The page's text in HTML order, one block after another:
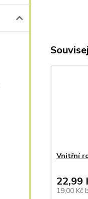
Vnitřní
22,99
19,00 Kč